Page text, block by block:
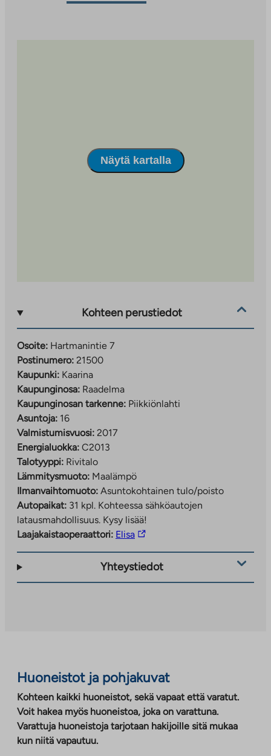
palveluun
Näytä kartalla
Kohteen perustiedot
Osoite: Hartmanintie 7
Postinumero: 21500
Kaupunki: Kaarina
Kaupunginosa: Raadelma
Kaupunginosan tarkenne: Piikkiönlahti
Asuntoja: 16
Valmistumisvuosi: 2017
Energialuokka: C2013
Talotyyppi: Rivitalo
Lämmitysmuoto: Maalämpö
Ilmanvaihtomuoto: Asuntokohtainen tulo/poisto
Autopaikat: 31 kpl. Kohteessa sähköautojen
latausmahdollisuus. Kysy lisää!
Laajakaistaoperaattori: ElisaLinkki
ulkopuoliseen
Yhteystiedot
Huoneistot ja pohjakuvat
Kohteen kaikki huoneistot, sekä vapaat että varatut.
Voit hakea myös huoneistoa, joka on varattuna.
Varattuja huoneistoja tarjotaan hakijoille sitä mukaa
kun niitä vapautuu.